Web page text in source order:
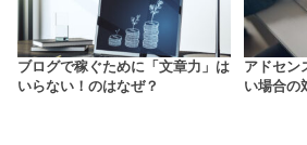
ブログで稼ぐために「文章力」は
いらない！のはなぜ？
アドセン
い場合の